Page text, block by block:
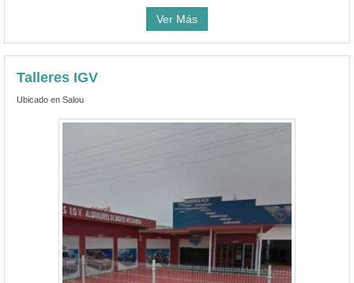
Ver Más
Talleres IGV
Ubicado en Salou